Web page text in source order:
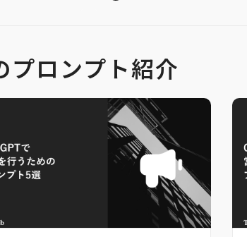
プロンプト紹介